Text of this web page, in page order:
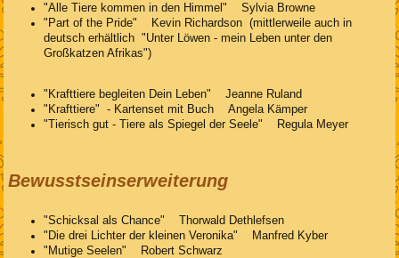
"Alle Tiere kommen in den Himmel" Sylvia Browne
"Part of the Pride" Kevin Richardson (mittlerweile auch in
deutsch erhältlich "Unter Löwen - mein Leben unter den
Großkatzen Afrikas")
"Krafttiere begleiten Dein Leben" Jeanne Ruland
"Krafttiere" - Kartenset mit Buch Angela Kämper
"Tierisch gut - Tiere als Spiegel der Seele" Regula Meyer
Bewusstseinserweiterung
"Schicksal als Chance" Thorwald Dethlefsen
"Die drei Lichter der kleinen Veronika" Manfred Kyber
"Mutige Seelen" Robert Schwarz